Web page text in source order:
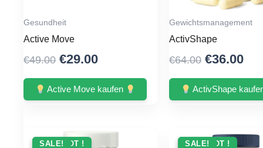
Gesundheit
Active Move
€49.00 Original
price
was:
€29.00Current
price
is:
Active Move kaufen
Gewichtsmanagement
ActivShape
€64.00 Original
price
was:
€36.00
is:
ActivShape
ANGEBOT !
SALE! ANGEBOT !
SALE!